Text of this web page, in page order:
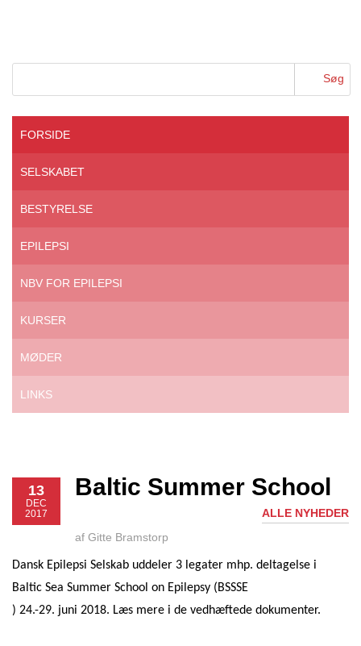
FORSIDE
SELSKABET
BESTYRELSE
EPILEPSI
NBV FOR EPILEPSI
KURSER
MØDER
LINKS
13
DEC
2017
Baltic Summer School
ALLE NYHEDER
af Gitte Bramstorp
Dansk Epilepsi Selskab uddeler 3 legater mhp. deltagelse i
Baltic Sea Summer School on Epilepsy (BSSSE
) 24.-29. juni 2018. Læs mere i de vedhæftede dokumenter.